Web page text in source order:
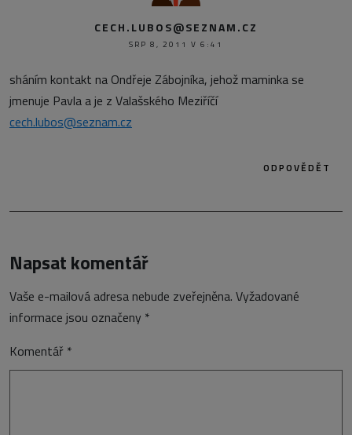
CECH.LUBOS@SEZNAM.CZ
SRP 8, 2011 V 6:41
sháním kontakt na Ondřeje Zábojníka, jehož maminka se
jmenuje Pavla a je z Valašského Meziříčí
cech.lubos@seznam.cz
ODPOVĚDĚT
Napsat komentář
Vaše e-mailová adresa nebude zveřejněna. Vyžadované
informace jsou označeny *
Komentář *